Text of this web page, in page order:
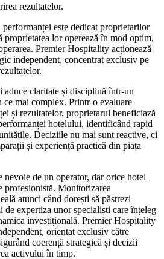
rezultatelor.
este dedicat proprietarilor
proprietatea lor operează în mod optim,
Premier Hospitality acționează
independent, concentrat exclusiv pe
claritate și disciplină într-un
mai complex. Printr-o evaluare
și rezultatelor, proprietarul beneficiază
hotelului, identificând rapid
Deciziile nu mai sunt reactive, ci
și experiență practică din piața
nevoie de un operator, dar orice hotel
profesionistă. Monitorizarea
atunci când dorești să păstrezi
de expertiza unor specialiști care înțeleg
investițională. Premier Hospitality
orientat exclusiv către
coerență strategică și decizii
activului în timp.